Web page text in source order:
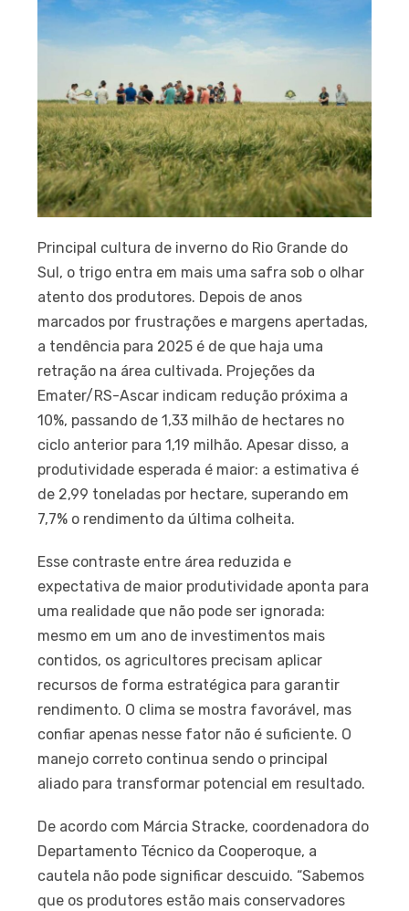
Principal cultura de inverno do Rio Grande do
Sul, o trigo entra em mais uma safra sob o olhar
atento dos produtores. Depois de anos
marcados por frustrações e margens apertadas,
a tendência para 2025 é de que haja uma
retração na área cultivada. Projeções da
Emater/RS-Ascar indicam redução próxima a
10%, passando de 1,33 milhão de hectares no
ciclo anterior para 1,19 milhão. Apesar disso, a
produtividade esperada é maior: a estimativa é
de 2,99 toneladas por hectare, superando em
7,7% o rendimento da última colheita.
Esse contraste entre área reduzida e
expectativa de maior produtividade aponta para
uma realidade que não pode ser ignorada:
mesmo em um ano de investimentos mais
contidos, os agricultores precisam aplicar
recursos de forma estratégica para garantir
rendimento. O clima se mostra favorável, mas
confiar apenas nesse fator não é suficiente. O
manejo correto continua sendo o principal
aliado para transformar potencial em resultado.
De acordo com Márcia Stracke, coordenadora do
Departamento Técnico da Cooperoque, a
cautela não pode significar descuido. “Sabemos
que os produtores estão mais conservadores